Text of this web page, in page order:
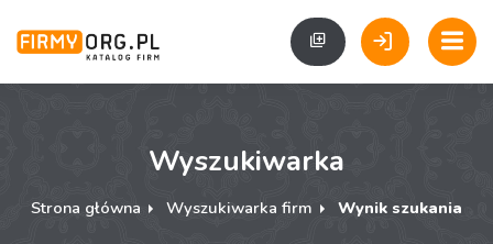
Wyszukiwarka
Strona główna Wyszukiwarka firm Wynik szukania